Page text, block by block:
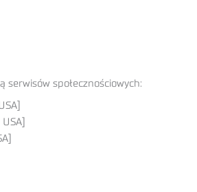
społecznościowych: